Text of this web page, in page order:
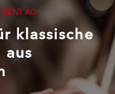
AG
klassische
aus